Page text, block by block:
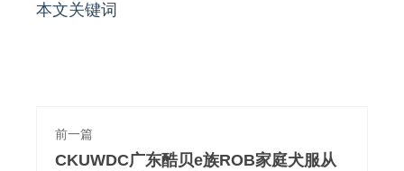
本文关键词
前一篇
CKUWDC广东酷贝e族ROB家庭犬服从